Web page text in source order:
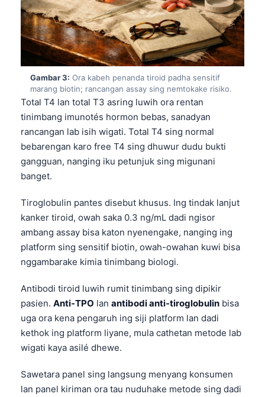
Gambar 3: Ora kabeh penanda tiroid padha sensitif
marang biotin; rancangan assay sing nemtokake risiko.
Total T4 lan total T3 asring luwih ora rentan
tinimbang imunotés hormon bebas, sanadyan
rancangan lab isih wigati. Total T4 sing normal
bebarengan karo free T4 sing dhuwur dudu bukti
gangguan, nanging iku petunjuk sing migunani
banget.
Tiroglobulin pantes disebut khusus. Ing tindak lanjut
kanker tiroid, owah saka 0.3 ng/mL dadi ngisor
ambang assay bisa katon nyenengake, nanging ing
platform sing sensitif biotin, owah-owahan kuwi bisa
nggambarake kimia tinimbang biologi.
Antibodi tiroid luwih rumit tinimbang sing dipikir
pasien. Anti-TPO lan antibodi anti-tiroglobulin bisa
uga ora kena pengaruh ing siji platform lan dadi
kethok ing platform liyane, mula cathetan metode lab
wigati kaya asilé dhewe.
Sawetara panel sing langsung menyang konsumen
lan panel kiriman ora tau nuduhake metode sing dadi